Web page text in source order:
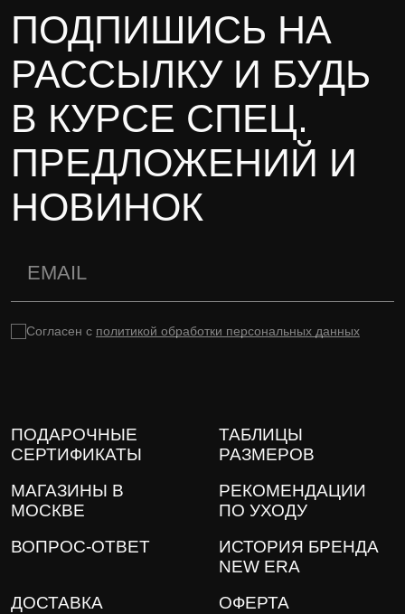
ПОДПИШИСЬ НА
РАССЫЛКУ И БУДЬ
В КУРСЕ СПЕЦ.
ПРЕДЛОЖЕНИЙ И
НОВИНОК
Согласен с политикой обработки персональных данных
ПОДАРОЧНЫЕ
СЕРТИФИКАТЫ
ТАБЛИЦЫ
РАЗМЕРОВ
МАГАЗИНЫ В
МОСКВЕ
РЕКОМЕНДАЦИИ
ПО УХОДУ
ВОПРОС-ОТВЕТ
ИСТОРИЯ БРЕНДА
NEW ERA
ДОСТАВКА
ОФЕРТА